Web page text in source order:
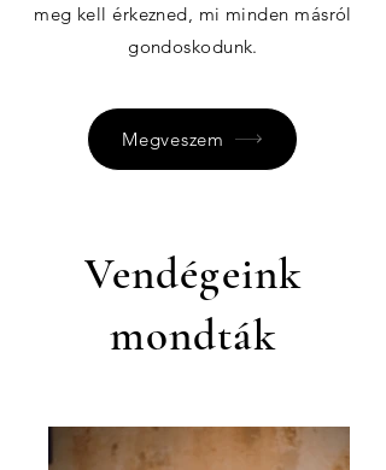
meg kell érkezned, mi minden másról
gondoskodunk.
Megveszem
Vendégeink
mondták